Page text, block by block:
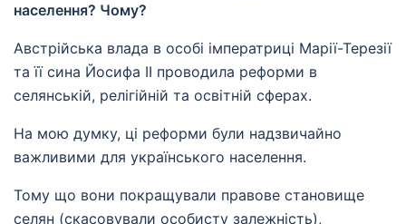
населення? Чому?
Австрійська влада в особі імператриці Марії-Терезії
та її сина Йосифа II проводила реформи в
селянській, релігійній та освітній сферах.
На мою думку, ці реформи були надзвичайно
важливими для українського населення.
Тому що вони покращували правове становище
селян (скасовували особисту залежність),